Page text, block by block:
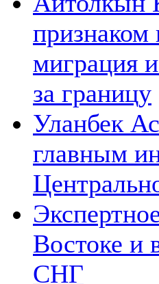
признаком
миграция
за границу
Уланбек
главным
Востоке и
СНГ